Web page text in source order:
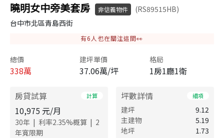
曉明女中旁美套房 非信義物件
(RS89515HB)
台中市北區青島西街
有6 人也在關注這間👀
總價
338萬
建坪單價
37.06萬/坪
格局
1房1廳1衛
房貸試算 計算
10,975 元/月
30年 | 利率2.35%概算 | 2
年寬限期
坪數詳情 細項
建坪
9.12
主建物
5.19
地坪
1.73